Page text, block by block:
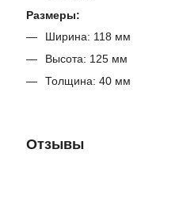
Размеры:
Ширина: 118 мм
Высота: 125 мм
Толщина: 40 мм
Отзывы